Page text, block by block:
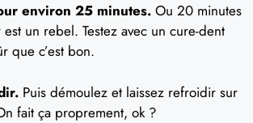
environ 25 minutes. Ou 20 minutes
un rebel. Testez avec un cure-dent
que c’est bon.
Puis démoulez et laissez refroidir sur
fait ça proprement, ok ?